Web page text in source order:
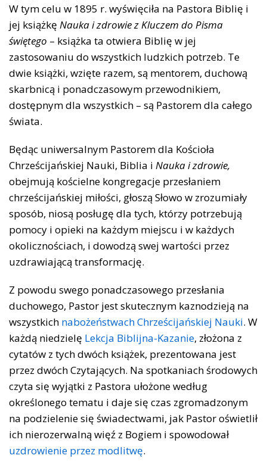
W tym celu w 1895 r. wyświęciła na Pastora Biblię i
jej książkę Nauka i zdrowie z Kluczem do Pisma
świętego – książka ta otwiera Biblię w jej
zastosowaniu do wszystkich ludzkich potrzeb. Te
dwie książki, wzięte razem, są mentorem, duchową
skarbnicą i ponadczasowym przewodnikiem,
dostępnym dla wszystkich – są Pastorem dla całego
świata.
Będąc uniwersalnym Pastorem dla Kościoła
Chrześcijańskiej Nauki, Biblia i Nauka i zdrowie,
obejmują kościelne kongregacje przesłaniem
chrześcijańskiej miłości, głoszą Słowo w zrozumiały
sposób, niosą posługę dla tych, którzy potrzebują
pomocy i opieki na każdym miejscu i w każdych
okolicznościach, i dowodzą swej wartości przez
uzdrawiającą transformację.
Z powodu swego ponadczasowego przesłania
duchowego, Pastor jest skutecznym kaznodzieją na
wszystkich nabożeństwach Chrześcijańskiej Nauki. W
każdą niedzielę Lekcja Biblijna-Kazanie, złożona z
cytatów z tych dwóch książek, prezentowana jest
przez dwóch Czytających. Na spotkaniach środowych
czyta się wyjątki z Pastora ułożone według
określonego tematu i daje się czas zgromadzonym
na podzielenie się świadectwami, jak Pastor oświetlił
ich nierozerwalną więź z Bogiem i spowodował
uzdrowienie przez modlitwę.